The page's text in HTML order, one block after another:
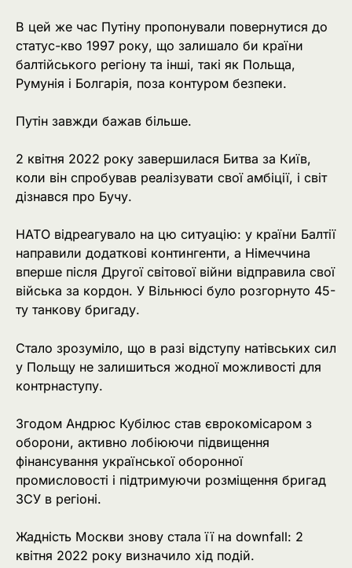
В цей же час Путіну пропонували повернутися до
статус-кво 1997 року, що залишало би країни
балтійського регіону та інші, такі як Польща,
Румунія і Болгарія, поза контуром безпеки.
Путін завжди бажав більше.
2 квітня 2022 року завершилася Битва за Київ,
коли він спробував реалізувати свої амбіції, і світ
дізнався про Бучу.
НАТО відреагувало на цю ситуацію: у країни Балтії
направили додаткові контингенти, а Німеччина
вперше після Другої світової війни відправила свої
війська за кордон. У Вільнюсі було розгорнуто 45-
ту танкову бригаду.
Стало зрозуміло, що в разі відступу натівських сил
у Польщу не залишиться жодної можливості для
контрнаступу.
Згодом Андрюс Кубілюс став єврокомісаром з
оборони, активно лобіюючи підвищення
фінансування української оборонної
промисловості і підтримуючи розміщення бригад
ЗСУ в регіоні.
Жадність Москви знову стала її на downfall: 2
квітня 2022 року визначило хід подій.